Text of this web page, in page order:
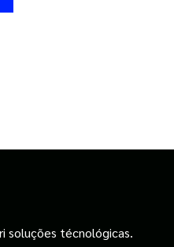
soluções técnológicas.